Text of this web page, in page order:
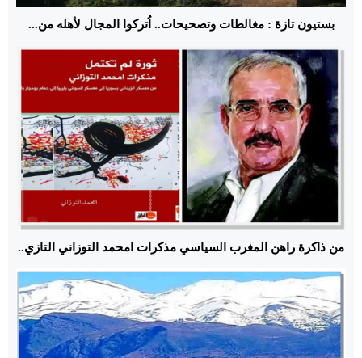
بستيون تازة : مغالطات وتصحيحات.. اُتركوا المجال لأهله من...
من ذاكرة راهن المغرب السياسي مذكرات امحمد التوزاني التازي..